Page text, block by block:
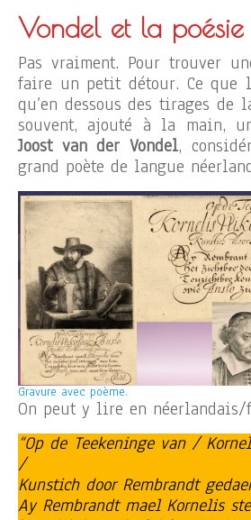
Vondel et la poésie
Pas vraiment. Pour trouver
faire un petit détour. Ce que
qu’en dessous des tirages de
souvent, ajouté à la main,
Joost van der Vondel,
grand poète de langue
Gravure avec poème.
On peut y lire en néerlandais/
“Op de Teekeninge van /
/
Kunstich door Rembrandt
Ay Rembrandt mael Kornelis